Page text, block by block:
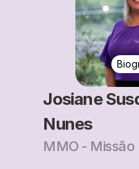
Josiane
Nunes
MMO -